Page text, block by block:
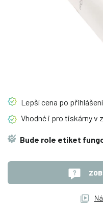
Lepší cena po přihlášení
Vhodné i pro tiskárny v
Bude role etiket